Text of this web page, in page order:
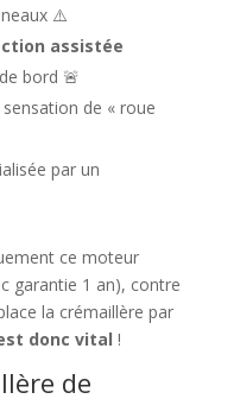
⚠️
assistée
bord 🚨
de « roue
par un
ce moteur
garantie 1 an), contre
la crémaillère par
donc vital !
de